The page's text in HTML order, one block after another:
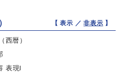
【 表示 ／非表示 】
西暦）
表現I